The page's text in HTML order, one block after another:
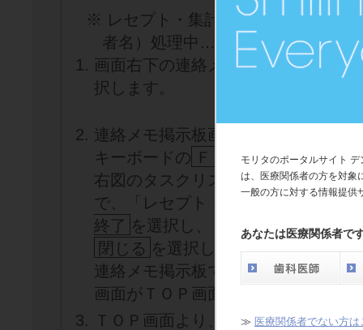
モリタのポータルサイト
は、医療関係者の方を対象
一般の方に対する情報提供
あなたは医療関係者で
≫ 医療関係者でない方は
※ レセプト・集計表画面左下の印刷
者名）処理中…」と表示されてい
画面右下の連絡メモ掲示板アイコン
択します。
連絡メモ掲示板画面が表示されます
キーボードの Ｆ１２ を選択します。
右図のタスクリスト画面が表示され
で、「レセプト・集計表」を選択し
終了 を選択し、
閉じる を選択します。
連絡メモ掲示板で
閉じる を選択し
画面がＴＯＰ画面に戻ります。
ＴＯＰ画面より、再度 レセプト・集